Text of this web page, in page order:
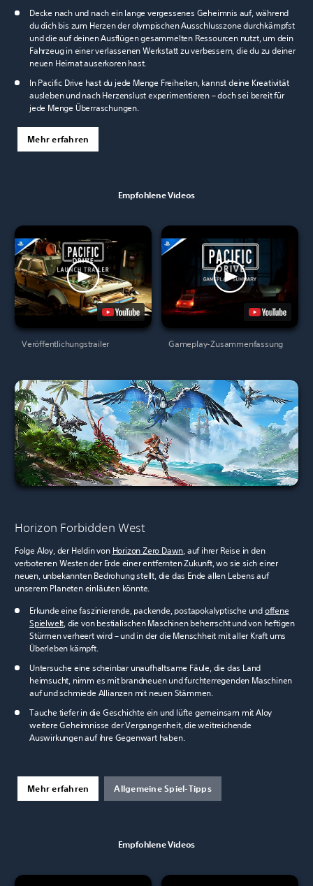
Decke nach und nach ein lange vergessenes Geheimnis auf, während
du dich bis zum Herzen der olympischen Ausschlusszone durchkämpfst
und die auf deinen Ausflügen gesammelten Ressourcen nutzt, um dein
Fahrzeug in einer verlassenen Werkstatt zu verbessern, die du zu deiner
neuen Heimat auserkoren hast.
In Pacific Drive hast du jede Menge Freiheiten, kannst deine Kreativität
ausleben und nach Herzenslust experimentieren – doch sei bereit für
jede Menge Überraschungen.
Mehr erfahren
Empfohlene Videos
Veröffentlichungstrailer Gameplay-Zusammenfassung
Horizon Forbidden West
Folge Aloy, der Heldin von Horizon Zero Dawn, auf ihrer Reise in den
verbotenen Westen der Erde einer entfernten Zukunft, wo sie sich einer
neuen, unbekannten Bedrohung stellt, die das Ende allen Lebens auf
unserem Planeten einläuten könnte.
Erkunde eine faszinierende, packende, postapokalyptische undoffene
Spielwelt, die von bestialischen Maschinen beherrscht und von heftigen
Stürmen verheert wird – und in der die Menschheit mit aller Kraft ums
Überleben kämpft.
Untersuche eine scheinbar unaufhaltsame Fäule, die das Land
heimsucht, nimm es mit brandneuen und furchterregenden Maschinen
auf und schmiede Allianzen mit neuen Stämmen.
Tauche tiefer in die Geschichte ein und lüfte gemeinsam mit Aloy
weitere Geheimnisse der Vergangenheit, die weitreichende
Auswirkungen auf ihre Gegenwart haben.
Mehr erfahren Allgemeine Spiel-Tipps
Empfohlene Videos